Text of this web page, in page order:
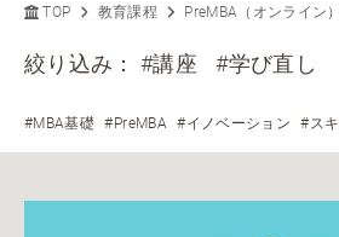
TOP 教育課程 PreMBA（オンライン）
絞り込み：#講座 #学び直し
#MBA基礎 #PreMBA #イノベーション #ス